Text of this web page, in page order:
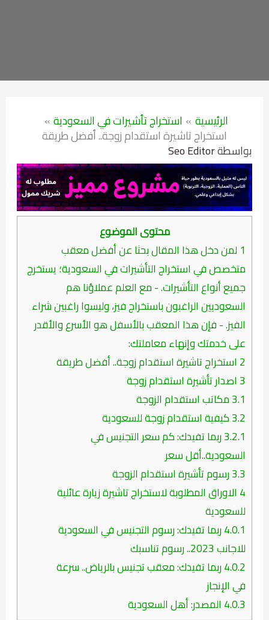
الرئيسية استخراج تأشيرات في السعودية
استخراج تاشيرة استقدام زوجة.. أفضل طريقة
بواسطةSeo Editor
محتوى الموضوع
1 لمن دخل هذا المقال بحثا عن أفضل معقب
متخصص في استخراج التأشيرات في السعودية؛ يستخرج
جميع أنواع التأشيرات. - مع العلم عملاؤنا هم
السعوديين الراغبون باستخراج فيز، وليسوا راغبين شراء
الفيز. - فإن هذا المعقب بالأسفل هو الأسرع والأقدر
على خدمتك وإنهاء معاملتك:
2 استخراج تاشيرة استقدام زوجة.. أفضل طريقة
3 اصدار تأشيرة استقدام زوجة
3.1مكاتب استقدام الزوجة
3.2كيفية استقدام زوجة للسعودية
3.2.1ربما تفيدك: كم سعر التجنيس في
السعودية..أقل سعر
3.3رسوم تأشيرة استقدام الزوجة
4 الاوراق المطلوبة لاستخراج تاشيرة زيارة عائلية
للسعودية
4.0.1ربما تفيدك: رسوم التجنيس في السعودية
للاجانب 2023.. رسوم تناسبك
4.0.2ربما تفيدك: معقب تجنيس بالرياض.. سرعة
في الإنجاز
4.0.3 المصدر: أهل السعودية